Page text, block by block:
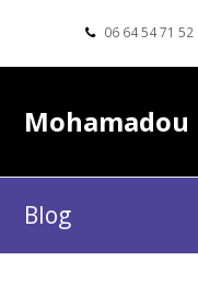
06 64 54 71 52
Mohamadou
Blog